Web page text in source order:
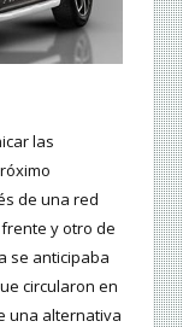
las
de una red
y otro de
se anticipaba
circularon en
una alternativa